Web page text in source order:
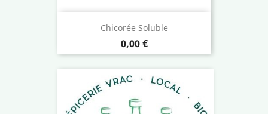
Chicorée Soluble
Prix
0,00 €